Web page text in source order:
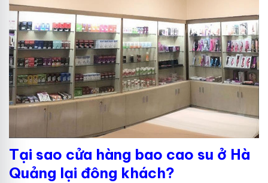
Tại sao cửa hàng bao cao su ở Hà
Quảng lại đông khách?